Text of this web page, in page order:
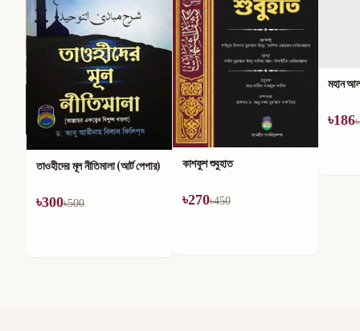
তাওহীদের মূল নীতিমালা (আর্ট পেপার)
৳300৳500
কাশফুশ শুবুহাত
৳270৳450
মহান
৳186৳